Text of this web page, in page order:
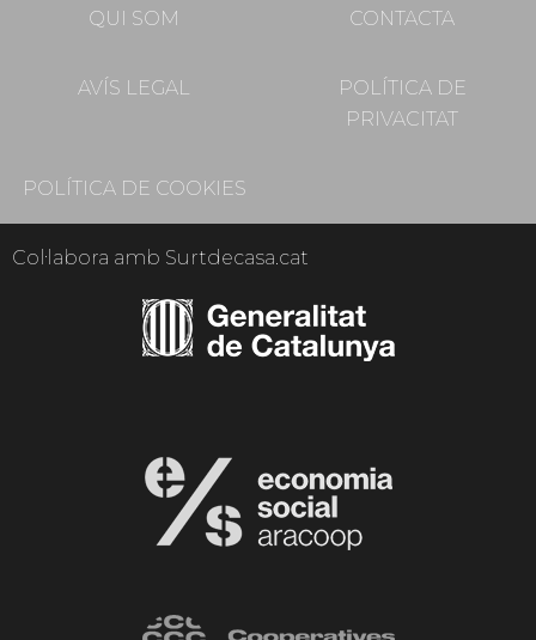
QUI SOM CONTACTA
AVÍS LEGAL
POLÍTICA DE
PRIVACITAT
POLÍTICA DE COOKIES
Col·labora amb Surtdecasa.cat